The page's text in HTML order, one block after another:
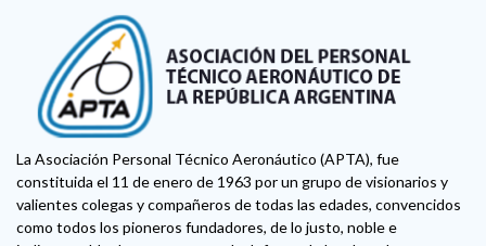
La Asociación Personal Técnico Aeronáutico (APTA), fue
constituida el 11 de enero de 1963 por un grupo de visionarios y
valientes colegas y compañeros de todas las edades, convencidos
como todos los pioneros fundadores, de lo justo, noble e